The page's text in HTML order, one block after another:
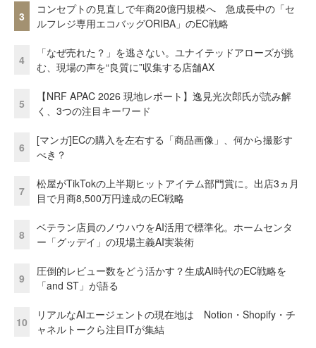
3
コンセプトの見直しで年商20億円規模へ 急成長中の「セ
ルフレジ専用エコバッグORIBA」のEC戦略
4
「なぜ売れた？」を逃さない。ユナイテッドアローズが挑
む、現場の声を“良質に”収集する店舗AX
5
【NRF APAC 2026 現地レポート】逸見光次郎氏が読み解
く、3つの注目キーワード
6
[マンガ]ECの購入を左右する「商品画像」、何から撮影す
べき？
7
松屋がTikTokの上半期ヒットアイテム部門賞に。出店3ヵ月
目で月商8,500万円達成のEC戦略
8
ベテラン店員のノウハウをAI活用で標準化。ホームセンタ
ー「グッデイ」の現場主義AI実装術
9
圧倒的レビュー数をどう活かす？生成AI時代のEC戦略を
「and ST」が語る
10
リアルなAIエージェントの現在地は Notion・Shopify・チ
ャネルトークら注目ITが集結